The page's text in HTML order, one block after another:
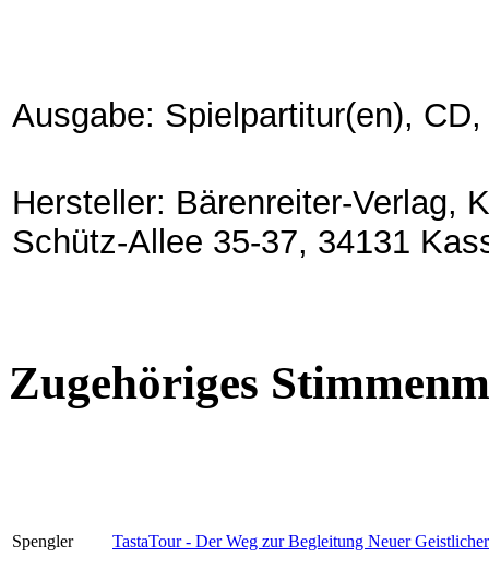
Ausgabe: Spielpartitur(en),
Hersteller: Bärenreiter-Verlag,
Schütz-Allee 35-37, 34131
Zugehöriges
Spengler TastaTour - Der Weg zur Begleitung Neuer